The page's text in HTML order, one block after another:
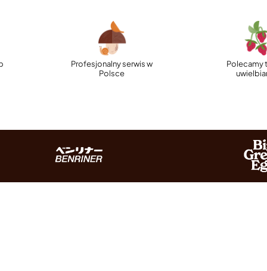
Profesjonalny serwis w
Polsce
Polecamy